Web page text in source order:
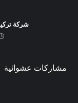
شركة تركيب
مشاركات عشوائية